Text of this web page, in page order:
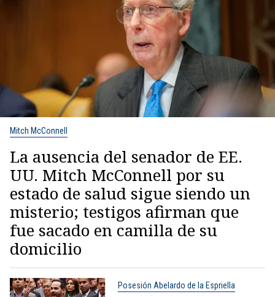
Mitch McConnell
La ausencia del senador de EE.
UU. Mitch McConnell por su
estado de salud sigue siendo un
misterio; testigos afirman que
fue sacado en camilla de su
domicilio
Posesión Abelardo de la Espriella